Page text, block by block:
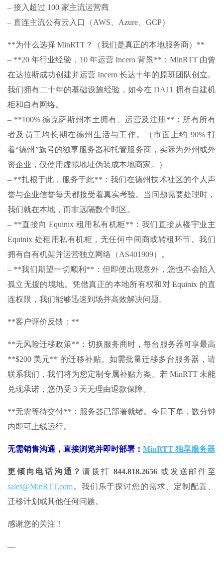
– 接入超过 100 家主流运营商
– 直连主流公有云入口（AWS、Azure、GCP）
**为什么选择 MinRTT？（我们是真正的本地服务商）**
– **20 年行业经验，10 年运营 Incero 背景**：MinRTT 由曾
在达拉斯成功创建并运营 Incero 长达十年的原班团队创立。
我们拥有二十年的基础设施经验，如今在 DA11 拥有自建机
柜和自有网络。
– **100% 德克萨斯州本土拥有、运营及注册**：所有所有
者及员工均长期在德州生活与工作。（市面上约 90% 打
着“德州”旗号的独享服务器和托管服务商，实际为外州或外
资企业，仅使用虚拟地址伪装成本地商家。）
– **扎根于此，服务于此**：我们在德州技术社区的个人声
誉与企业信誉每天都接受着真实考验。当问题需要处理时，
我们就在本地，而非远隔数个时区。
– **直接向 Equinix 租用私有机柜**：我们直接从楼宇业主
Equinix 处租用私有机柜，无任何中间商或转租环节。我们
拥有自有机架并运营独立网络（AS401909）。
– **我们期望一切顺利**：但即便出现意外，您也不会陷入
孤立无援的境地。凭借真正的本地所有权和对 Equinix 的直
连权限，我们能够迅速到场并高效解决问题。
**客户评价反馈：**
**无风险迁移政策**：切换服务商时，每台服务器可享最高
**$200 美元** 的迁移补贴。如需批量迁移多台服务器，请
联系我们，我们将为您定制专属补贴方案。若 MinRTT 未能
兑现承诺，您仍受 3 天无理由退款保障。
**无需等待交付**：服务器已部署就绪。今日下单，数分钟
内即可上线运行。
无需销售沟通，直接浏览并即时部署： MinRTT 独享服务器
更倾向电话沟通？请拨打844.818.2656 或发送邮件至
sales@MinRTT.com。我们乐于探讨您的需求、定制配置、
迁移计划或其他任何问题。
感谢您的关注！
—